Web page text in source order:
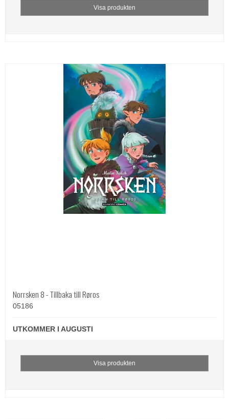
Visa produkten
Norrsken 8 - Tillbaka till Røros
05186
UTKOMMER I AUGUSTI
Visa produkten